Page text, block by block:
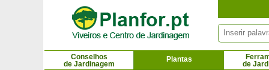
Conselhos
de Jardinagem
Plantas
de
Painel de Gerenciamento de Cookies